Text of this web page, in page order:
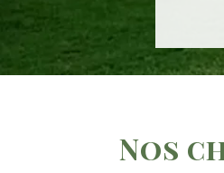
Nos